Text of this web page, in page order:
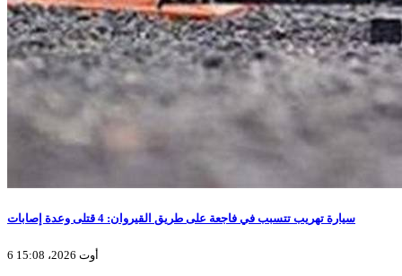
سيارة تهريب تتسبب في فاجعة على طريق القيروان: 4 قتلى وعدة إصابات
6 أوت 2026، 15:08